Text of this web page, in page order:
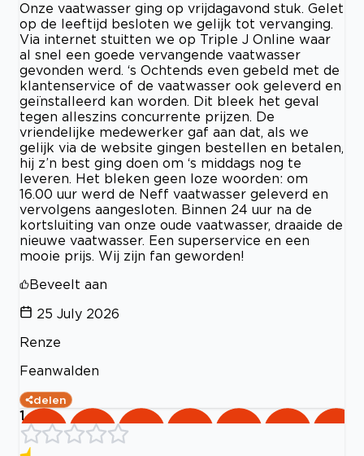
Onze vaatwasser ging op vrijdagavond stuk. Gelet
op de leeftijd besloten we gelijk tot vervanging.
Via internet stuitten we op Triple J Online waar
al snel een goede vervangende vaatwasser
gevonden werd. ‘s Ochtends even gebeld met de
klantenservice of de vaatwasser ook geleverd en
geïnstalleerd kan worden. Dit bleek het geval
tegen alleszins concurrente prijzen. De
vriendelijke medewerker gaf aan dat, als we
gelijk via de website gingen bestellen en betalen,
hij z’n best ging doen om ‘s middags nog te
leveren. Het bleken geen loze woorden: om
16.00 uur werd de Neff vaatwasser geleverd en
vervolgens aangesloten. Binnen 24 uur na de
kortsluiting van onze oude vaatwasser, draaide de
nieuwe vaatwasser. Een superservice en een
mooie prijs. Wij zijn fan geworden!
Beveelt aan
25 July 2026
Renze
Feanwalden
delen
1